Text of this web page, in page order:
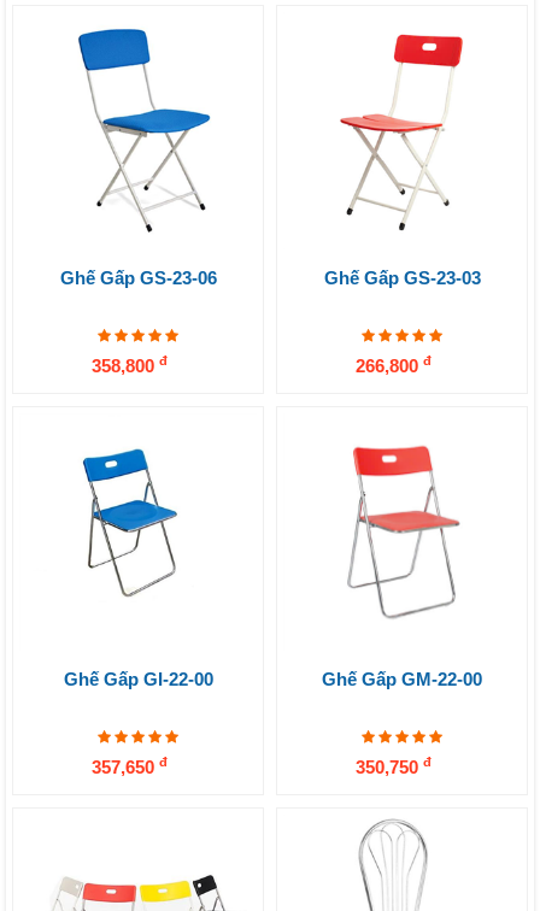
Ghế Gấp GS-23-06
358,800 đ
Ghế Gấp GS-23-03
266,800 đ
Ghế Gấp GI-22-00
357,650 đ
Ghế Gấp GM-22-00
350,750 đ